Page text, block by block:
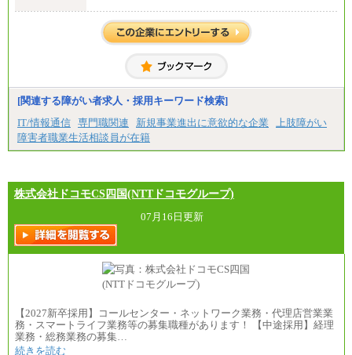
大学卒：250,000円
高専卒：244,800円
短大・専門3年制卒：235,300円
専門1年制卒：212,900円
【居住地域：関西エリア（月給） 】※一律地域手当1
5,000円含む
大学院卒：266,100円
大学卒：240,000円
高専卒：234,800円
短大・専門3年制卒：225,300円
中途：
【全職種共通】
〔正社員〕
月給212,900円～330,000円
※実務経験に応じてご相談させていただきます（上
記金額を超える可能性あり）
※職種8）を除き、正社員の場合勤務地は本社のみと
なります
※交通費：月5万円まで
札幌 ：時給1,100円～1,450円
東京 ：時給1,226円～1,400円
横浜 ：時給1,225円～
川口 ：時給1,150円～
[関連する障がい者求人・採用キーワード検索]
IT/情報通信 専門職関連 新規事業進出に意欲的な企業
上肢障がい
障害者職業生活相談員が在籍
株式会社ドコモCS四国(NTTドコモグループ)
07月16日更新
【2027新卒採用】コールセンター・ネットワーク業務・代理店営業業
務・スマートライフ業務等の募集職種があります！ 【中途採用】経理
業務・総務業務の募集…
続きを読む